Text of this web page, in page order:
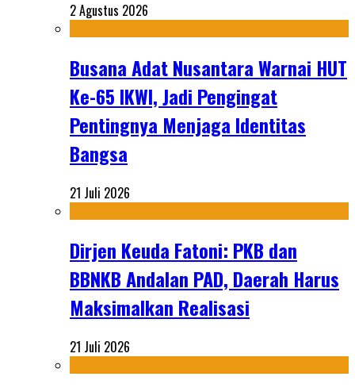
2 Agustus 2026
Busana Adat Nusantara Warnai HUT
Ke-65 IKWI, Jadi Pengingat
Pentingnya Menjaga Identitas
Bangsa
21 Juli 2026
Dirjen Keuda Fatoni: PKB dan
BBNKB Andalan PAD, Daerah Harus
Maksimalkan Realisasi
21 Juli 2026